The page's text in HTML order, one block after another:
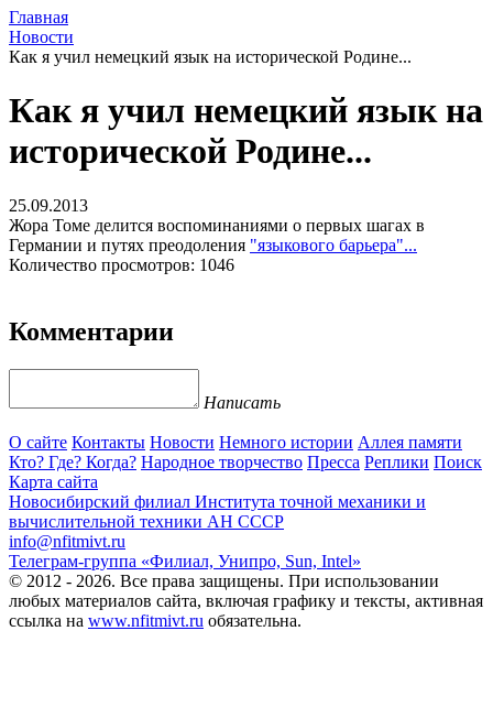
Главная
Новости
Как я учил немецкий язык на исторической Родине...
Как я учил немецкий язык на
исторической Родине...
25.09.2013
Жора Томе делится воспоминаниями о первых шагах в
Германии и путях преодоления "языкового барьера"...
Количество просмотров: 1046
Комментарии
Написать
О сайте Контакты Новости Немного истории Аллея памяти
Кто? Где? Когда? Народное творчество Пресса Реплики Поиск
Карта сайта
Новосибирский филиал Института точной механики и
вычислительной техники АН СССР
info@nfitmivt.ru
Телеграм-группа «Филиал, Унипро, Sun, Intel»
© 2012 - 2026. Все права защищены. При использовании
любых материалов сайта, включая графику и тексты, активная
ссылка на www.nfitmivt.ru обязательна.